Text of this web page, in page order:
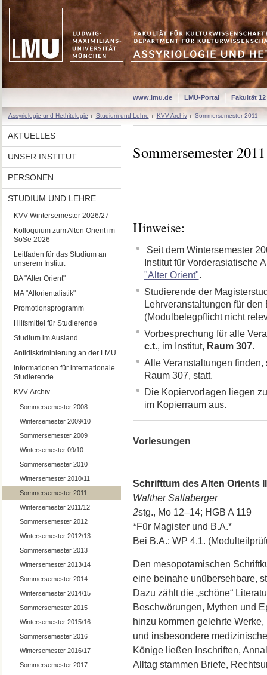
www.lmu.de LMU-Portal Fakultät 12
Assyriologie und Hethitologie Studium und Lehre KVV-Archiv Sommersemester 2011
AKTUELLES
UNSER INSTITUT
PERSONEN
STUDIUM UND LEHRE
KVV Wintersemester 2026/27
Kolloquium zum Alten Orient im
SoSe 2026
Leitfaden für das Studium an
unserem Institut
BA "Alter Orient"
MA "Altorientalistik"
Promotionsprogramm
Hilfsmittel für Studierende
Studium im Ausland
Antidiskriminierung an der LMU
Informationen für internationale
Studierende
KVV-Archiv
Sommersemester 2008
Wintersemester 2009/10
Sommersemester 2009
Wintersemester 09/10
Sommersemester 2010
Wintersemester 2010/11
Sommersemester 2011
Wintersemester 2011/12
Sommersemester 2012
Wintersemester 2012/13
Sommersemester 2013
Wintersemester 2013/14
Sommersemester 2014
Wintersemester 2014/15
Sommersemester 2015
Wintersemester 2015/16
Sommersemester 2016
Wintersemester 2016/17
Sommersemester 2017
Sommersemester 2011
Hinweise:
Seit dem Wintersemester
Institut für Vorderasiatische
"Alter Orient".
Studierende der
Lehrveranstaltungen für
(Modulbelegpflicht nicht
Vorbesprechung für alle
c.t., im Institut, Raum 307.
Alle Veranstaltungen finden,
Raum 307, statt.
Die Kopiervorlagen liegen
im Kopierraum aus.
Vorlesungen
Schrifttum des Alten Orients
Walther Sallaberger
2stg., Mo 12–14; HGB A 119
*Für Magister und B.A.*
Bei B.A.: WP 4.1.
Den mesopotamischen
eine beinahe unübersehbare,
Dazu zählt die „schöne“
Beschwörungen, Mythen und
hinzu kommen gelehrte
und insbesondere
Könige ließen Inschriften,
Alltag stammen Briefe,